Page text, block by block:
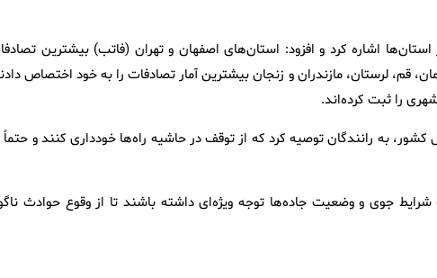
اشاره کرد و افزود: استان‌های اصفهان و تهران (فاتب) بیشترین
قم، لرستان، مازندران و زنجان بیشترین آمار تصادفات را به خود اختصاص
را ثبت کرده‌اند.
به رانندگان توصیه کرد که از توقف در حاشیه راه‌ها خودداری کنند و حتماً
جوی و وضعیت جاده‌ها توجه ویژه‌ای داشته باشند تا از وقوع حوادث